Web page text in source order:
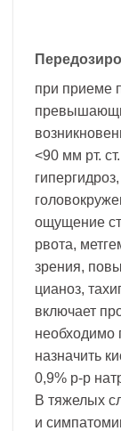
при приеме
<90 мм рт.
ощущение
рвота,
зрения,
цианоз,
включает
необходимо
назначить
0,9% р-р
В тяжелых
и